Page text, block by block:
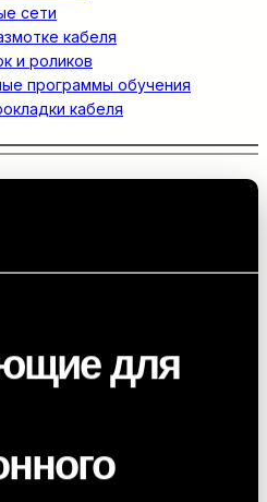
сети
кабеля
и роликов
программы обучения
кабеля
для